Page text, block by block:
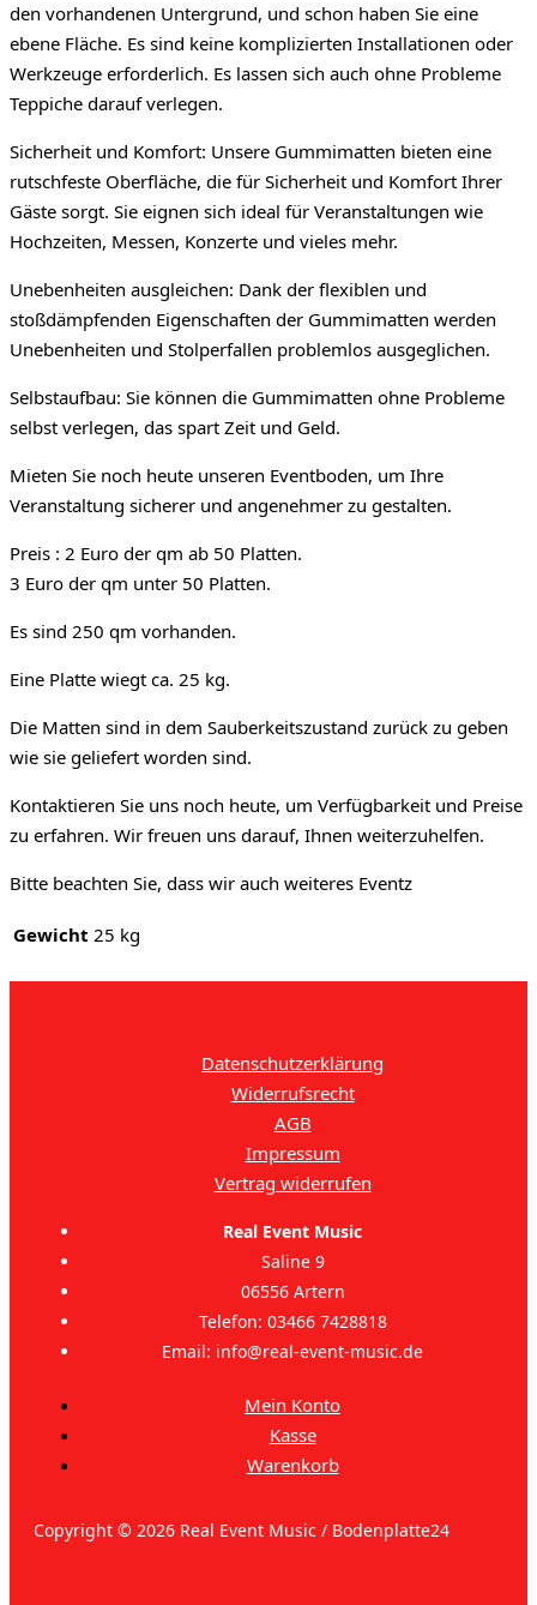
den vorhandenen Untergrund, und schon haben Sie eine
ebene Fläche. Es sind keine komplizierten Installationen oder
Werkzeuge erforderlich. Es lassen sich auch ohne Probleme
Teppiche darauf verlegen.
Sicherheit und Komfort: Unsere Gummimatten bieten eine
rutschfeste Oberfläche, die für Sicherheit und Komfort Ihrer
Gäste sorgt. Sie eignen sich ideal für Veranstaltungen wie
Hochzeiten, Messen, Konzerte und vieles mehr.
Unebenheiten ausgleichen: Dank der flexiblen und
stoßdämpfenden Eigenschaften der Gummimatten werden
Unebenheiten und Stolperfallen problemlos ausgeglichen.
Selbstaufbau: Sie können die Gummimatten ohne Probleme
selbst verlegen, das spart Zeit und Geld.
Mieten Sie noch heute unseren Eventboden, um Ihre
Veranstaltung sicherer und angenehmer zu gestalten.
Preis : 2 Euro der qm ab 50 Platten.
3 Euro der qm unter 50 Platten.
Es sind 250 qm vorhanden.
Eine Platte wiegt ca. 25 kg.
Die Matten sind in dem Sauberkeitszustand zurück zu geben
wie sie geliefert worden sind.
Kontaktieren Sie uns noch heute, um Verfügbarkeit und Preise
zu erfahren. Wir freuen uns darauf, Ihnen weiterzuhelfen.
Bitte beachten Sie, dass wir auch weiteres Eventz
Gewicht 25 kg
Datenschutzerklärung
Widerrufsrecht
AGB
Impressum
Vertrag widerrufen
Real Event Music
Saline 9
06556 Artern
Telefon: 03466 7428818
Email: info@real-event-music.de
Mein Konto
Kasse
Warenkorb
Copyright © 2026 Real Event Music / Bodenplatte24